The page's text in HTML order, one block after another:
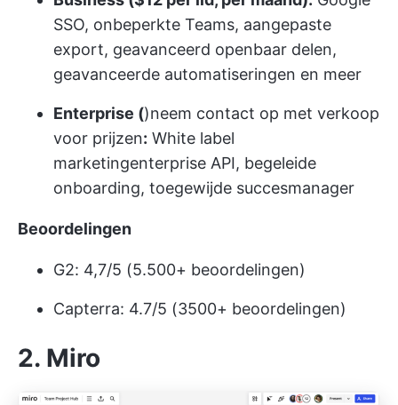
SSO, onbeperkte Teams, aangepaste
export, geavanceerd openbaar delen,
geavanceerde automatiseringen en meer
Enterprise ()neem contact op met verkoop
voor prijzen: White label
marketingenterprise API, begeleide
onboarding, toegewijde succesmanager
Beoordelingen
G2: 4,7/5 (5.500+ beoordelingen)
Capterra: 4.7/5 (3500+ beoordelingen)
2. Miro